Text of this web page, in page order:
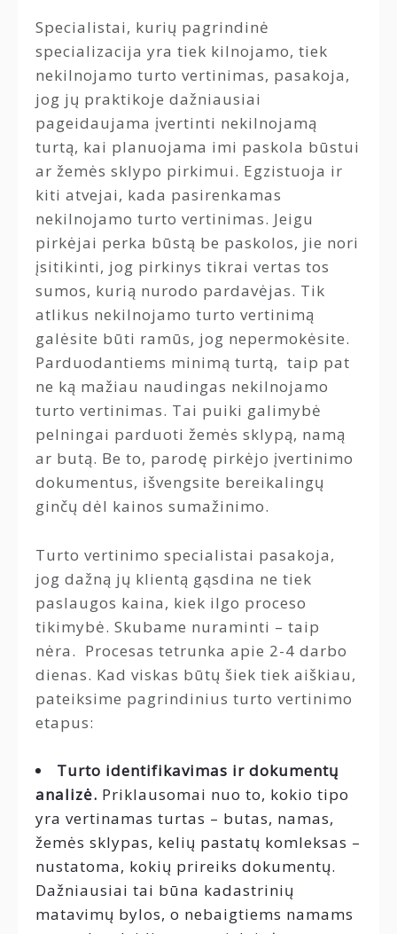
Specialistai, kurių pagrindinė
specializacija yra tiek kilnojamo, tiek
nekilnojamo turto vertinimas, pasakoja,
jog jų praktikoje dažniausiai
pageidaujama įvertinti nekilnojamą
turtą, kai planuojama imi paskola būstui
ar žemės sklypo pirkimui. Egzistuoja ir
kiti atvejai, kada pasirenkamas
nekilnojamo turto vertinimas. Jeigu
pirkėjai perka būstą be paskolos, jie nori
įsitikinti, jog pirkinys tikrai vertas tos
sumos, kurią nurodo pardavėjas. Tik
atlikus nekilnojamo turto vertinimą
galėsite būti ramūs, jog nepermokėsite.
Parduodantiems minimą turtą, taip pat
ne ką mažiau naudingas nekilnojamo
turto vertinimas. Tai puiki galimybė
pelningai parduoti žemės sklypą, namą
ar butą. Be to, parodę pirkėjo įvertinimo
dokumentus, išvengsite bereikalingų
ginčų dėl kainos sumažinimo.
Turto vertinimo specialistai pasakoja,
jog dažną jų klientą gąsdina ne tiek
paslaugos kaina, kiek ilgo proceso
tikimybė. Skubame nuraminti – taip
nėra. Procesas tetrunka apie 2-4 darbo
dienas. Kad viskas būtų šiek tiek aiškiau,
pateiksime pagrindinius turto vertinimo
etapus:
Turto identifikavimas ir dokumentų
analizė. Priklausomai nuo to, kokio tipo
yra vertinamas turtas – butas, namas,
žemės sklypas, kelių pastatų komleksas –
nustatoma, kokių prireiks dokumentų.
Dažniausiai tai būna kadastrinių
matavimų bylos, o nebaigtiems namams